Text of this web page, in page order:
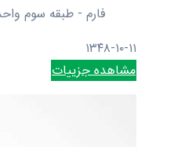
فارم - طبقه سوم واحد
۱۳۴۸-۱۰-۱۱
مشاهده جزییات